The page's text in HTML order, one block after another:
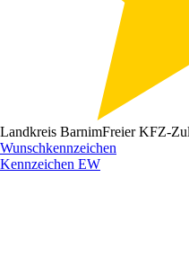
Landkreis BarnimFreier KFZ-
Wunschkennzeichen
Kennzeichen EW